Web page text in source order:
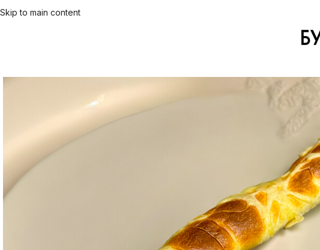
Skip to main content